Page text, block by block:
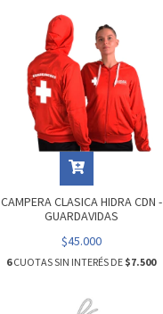
CAMPERA CLASICA HIDRA CDN -
GUARDAVIDAS
$45.000
6CUOTAS SIN INTERÉS DE $7.500